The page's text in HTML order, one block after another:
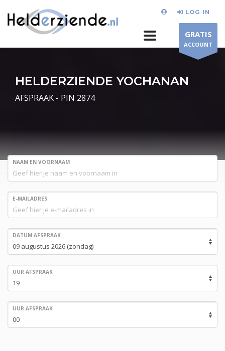
LOG IN
GRATIS
ACCOUNT
HELDERZIENDE YOCHANAN
AFSPRAAK - PIN 2874
NAAM EN VOORNAAM
E-MAILADRES
DATUM AFSPRAAK
UUR AFSPRAAK
UUR AFSPRAAK